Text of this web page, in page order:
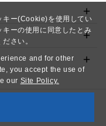
キー(Cookie)を使用してい
キーの使用に同意したとみ
さい。
and for other
you accept the use of
our Site Policy.
Reserved.